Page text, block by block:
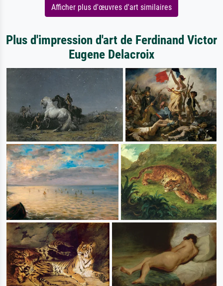
Afficher plus d'œuvres d'art similaires
Plus d'impression d'art de Ferdinand Victor
Eugene Delacroix